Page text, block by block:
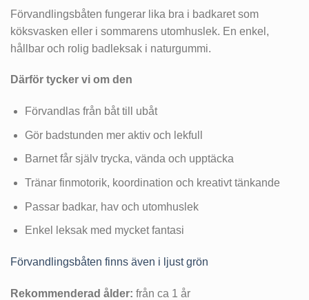
Förvandlingsbåten fungerar lika bra i badkaret som
köksvasken eller i sommarens utomhuslek. En enkel,
hållbar och rolig badleksak i naturgummi.
Därför tycker vi om den
Förvandlas från båt till ubåt
Gör badstunden mer aktiv och lekfull
Barnet får själv trycka, vända och upptäcka
Tränar finmotorik, koordination och kreativt tänkande
Passar badkar, hav och utomhuslek
Enkel leksak med mycket fantasi
Förvandlingsbåten finns även i ljust grön
Rekommenderad ålder: från ca 1 år